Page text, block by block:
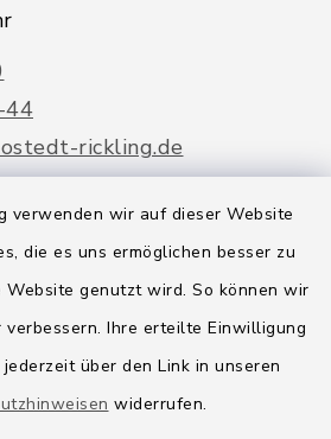
verwenden wir auf dieser Website
die es uns ermöglichen besser zu
Website genutzt wird. So können wir
Ihre erteilte Einwilligung
über den Link in unseren
widerrufen.
44
rickling.de